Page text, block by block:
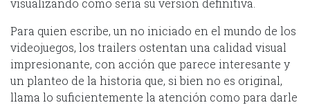
visualizando cómo sería su versión definitiva.
Para quien escribe, un no iniciado en el mundo de los
videojuegos, los trailers ostentan una calidad visual
impresionante, con acción que parece interesante y
un planteo de la historia que, si bien no es original,
llama lo suficientemente la atención como para darle